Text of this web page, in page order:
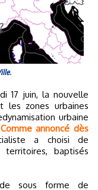
zones urbaines
urbaine
Comme annoncé dès
a choisi de
baptisés
sous forme de